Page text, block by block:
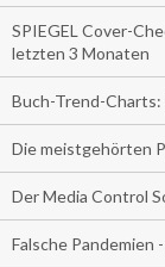
SPIEGEL Cover-
letzten 3 Monaten
Buch-Trend-Charts:
Die meistgehörten
Der Media Control
Falsche